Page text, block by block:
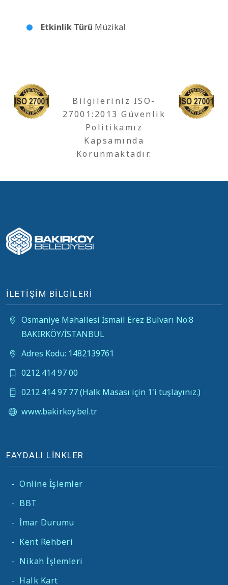
Etkinlik Türü Müzikal
Bilgileriniz ISO-
27001:2013 Güvenlik
Politikamız
Kapsamında
Korunmaktadır.
İLETİŞİM BİLGİLERİ
Osmaniye Mahallesi İsmail Erez Bulvarı No:8
BAKIRKÖY/İSTANBUL
Adres Kodu: 1482139761
0212 414 97 00
0212 414 97 77 (Halk Masası için 1'i tuşlayınız.)
www.bakirkoy.bel.tr
FAYDALI LİNKLER
- Online İşlemler
- BBT
- İmar Durumu
- Kent Rehberi
- Nikah İşlemleri
- Halk Kart